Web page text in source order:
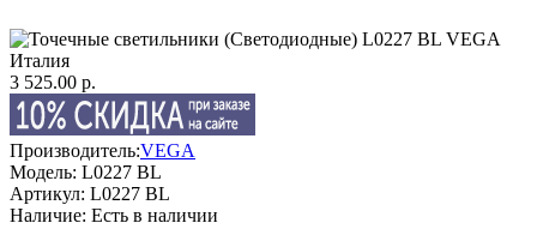
3 525.00 р.
Производитель:VEGA
Модель: L0227 BL
Артикул: L0227 BL
Наличие: Есть в наличии